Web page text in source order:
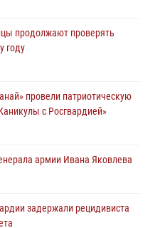
продолжают проверять
году
провели патриотическую
с Росгвардией»
армии Ивана Яковлева
задержали рецидивиста